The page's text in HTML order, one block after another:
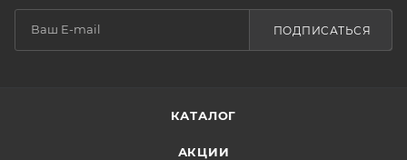
ПОДПИСАТЬСЯ
КАТАЛОГ
АКЦИИ